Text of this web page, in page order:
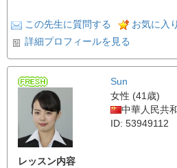
この先生に質問する
お気に入
詳細プロフィールを見る
Sun
女性 (41歳)
中華人民共
ID: 53949112
レッスン内容